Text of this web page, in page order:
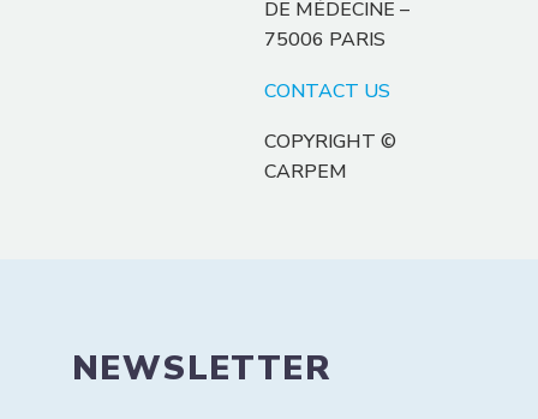
DE MÉDECINE –
75006 PARIS
CONTACT US
COPYRIGHT ©
CARPEM
NEWSLETTER